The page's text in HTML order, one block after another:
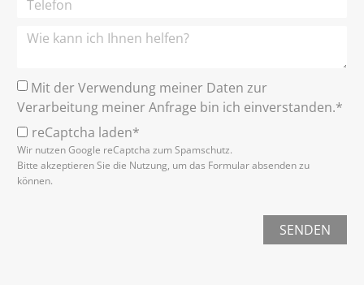
Mit der Verwendung meiner Daten zur
Verarbeitung meiner Anfrage bin ich einverstanden.*
reCaptcha laden*
Wir nutzen Google reCaptcha zum Spamschutz.
Bitte akzeptieren Sie die Nutzung, um das Formular absenden zu
können.
SENDEN